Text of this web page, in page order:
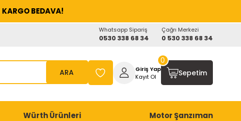
KARGO BEDAVA!
Whatsapp Sipariş
0530 338 68 34
Çağrı Merkezi
0 530 338 68 34
ARA
Giriş Yap
Kayıt Ol
Sepetim
0
Würth Ürünleri Motor Şanzıman